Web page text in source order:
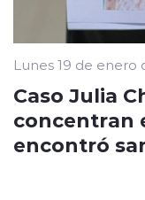
Lunes 19 de enero
Caso Julia
concentran
encontró